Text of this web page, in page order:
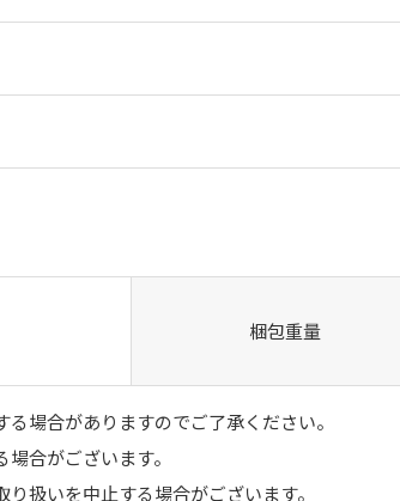
梱包重量
場合がありますのでご了承ください。
合がございます。
扱いを中止する場合がございます。